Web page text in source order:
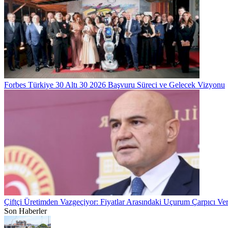
Forbes Türkiye 30 Altı 30 2026 Başvuru Süreci ve Gelecek Vizyonu
Çiftçi Üretimden Vazgeçiyor: Fiyatlar Arasındaki Uçurum Çarpıcı
Son Haberler